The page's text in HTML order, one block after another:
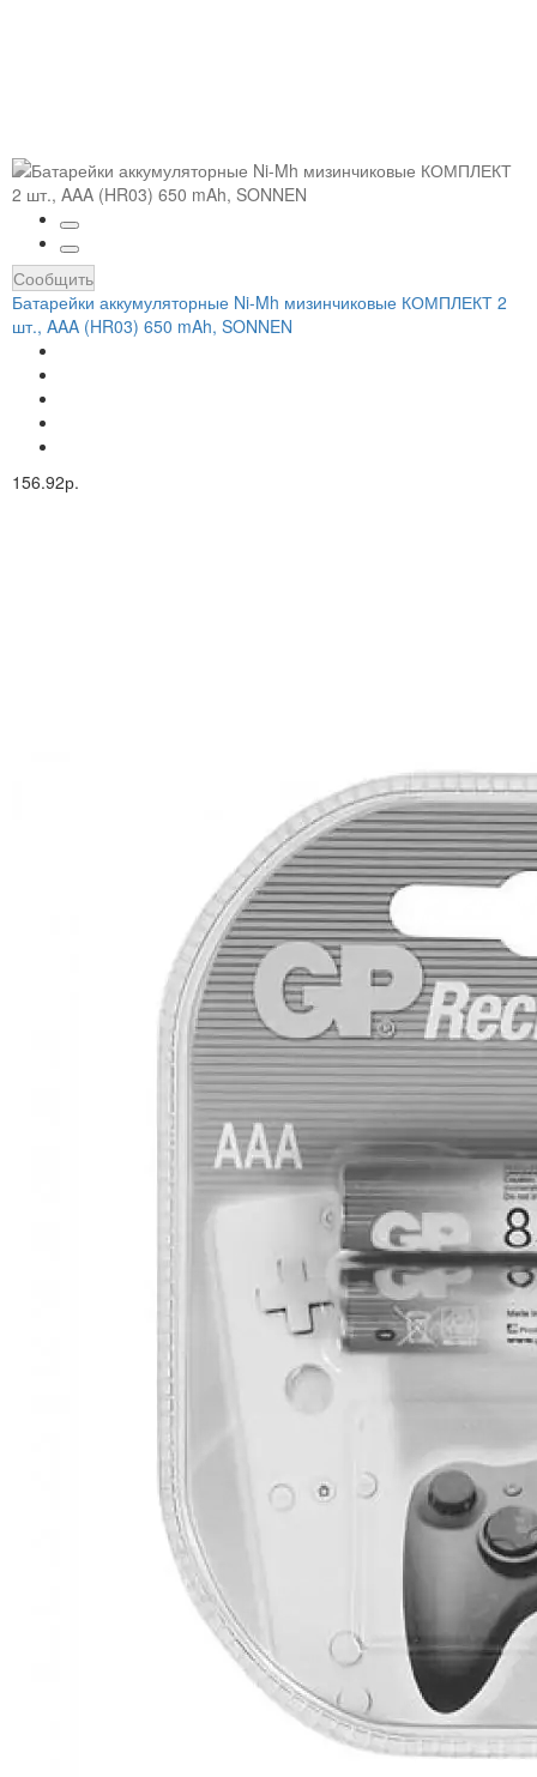
Сообщить
Батарейки аккумуляторные Ni-Mh мизинчиковые КОМПЛЕКТ 2
шт., AAA (HR03) 650 mAh, SONNEN
156.92р.